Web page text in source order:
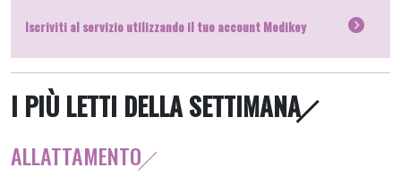
Iscriviti al servizio utilizzando il tuo account Medikey
I PIÙ LETTI DELLA SETTIMANA
ALLATTAMENTO